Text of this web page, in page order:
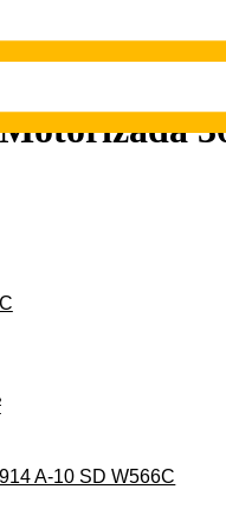
A-10 SD W566C